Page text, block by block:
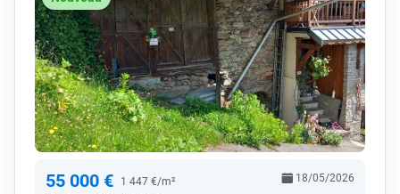
55 000 € 1 447 €/m² 18/05/2026